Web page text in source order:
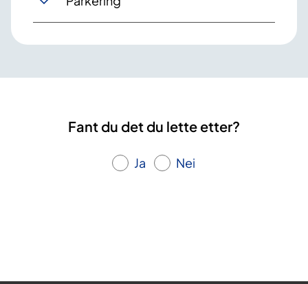
Fant du det du lette etter?
Ja Nei